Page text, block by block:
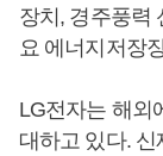
장치, 경주풍력
요 에너지저장
LG전자는 해외
대하고 있다. 신